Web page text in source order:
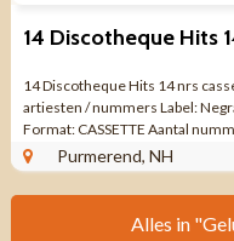
14 Discotheque Hits
14 Discotheque Hits 14 nrs
artiesten / nummers Label:
Format: CASSETTE Aantal
HOLLAND Genre: DISCO ...
Purmerend, NH
Alles in